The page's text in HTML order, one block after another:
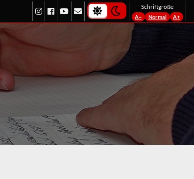
light-theme
dark-theme Schriftgröße
A− Normal A+